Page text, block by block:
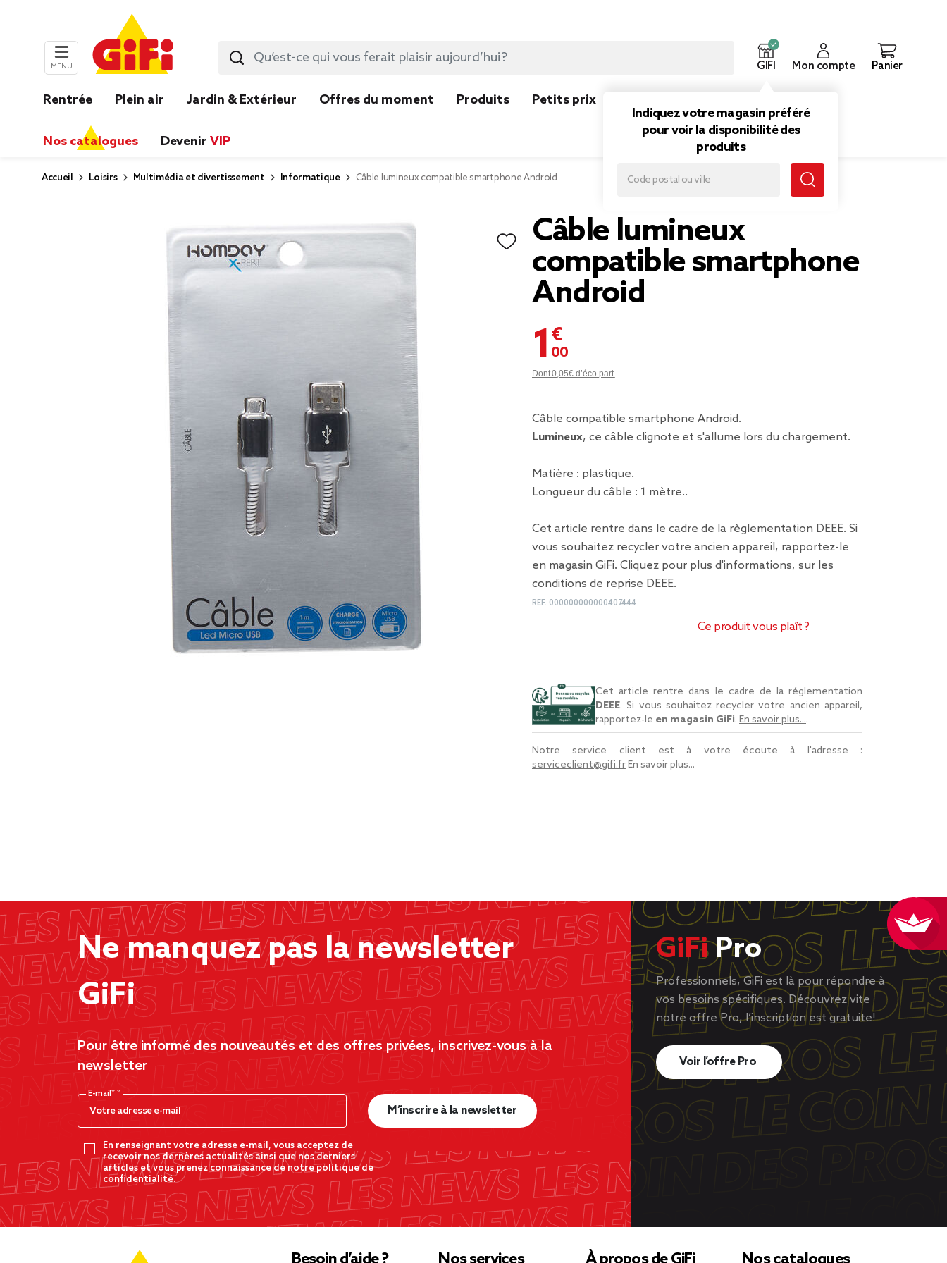
MENU GIFI
Indiquez votre magasin préféré
pour voir la disponibilité des
produits
Mon compte Panier
Rentrée Plein air Jardin & Extérieur Offres du moment Produits Petits prix
Nos catalogues Devenir VIP
Accueil Loisirs Multimédia et divertissement Informatique Câble lumineux compatible smartphone Android
Câble lumineux
compatible smartphone
Android
1,00 €
Dont 0,05€ d’éco-part
Câble compatible smartphone Android.
Lumineux, ce câble clignote et s'allume lors du chargement.
Matière : plastique.
Longueur du câble : 1 mètre..
Cet article rentre dans le cadre de la règlementation DEEE. Si
vous souhaitez recycler votre ancien appareil, rapportez-le
en magasin GiFi. Cliquez pour plus d'informations, sur les
conditions de reprise DEEE.
REF. 000000000000407444
Ce produit vous plaît ?
Cet article rentre dans le cadre de la réglementation
DEEE. Si vous souhaitez recycler votre ancien appareil,
rapportez-le en magasin GiFi. En savoir plus....
Notre service client est à votre écoute à l'adresse :
serviceclient@gifi.frEn savoir plus...
Ne manquez pas la newsletter
GiFi
Pour être informé des nouveautés et des offres privées, inscrivez-vous à la
newsletter
E-mail*
En renseignant votre adresse e-mail, vous acceptez de
recevoir nos dernères actualités ainsi que nos derniers
articles et vous prenez connaissance de notre politique de
confidentialité.
M’inscrire à la newsletter
GiFiPro
Professionnels, GiFi est là pour répondre à
vos besoins spécifiques. Découvrez vite
notre offre Pro, l’inscription est gratuite!
Voir l’offre Pro